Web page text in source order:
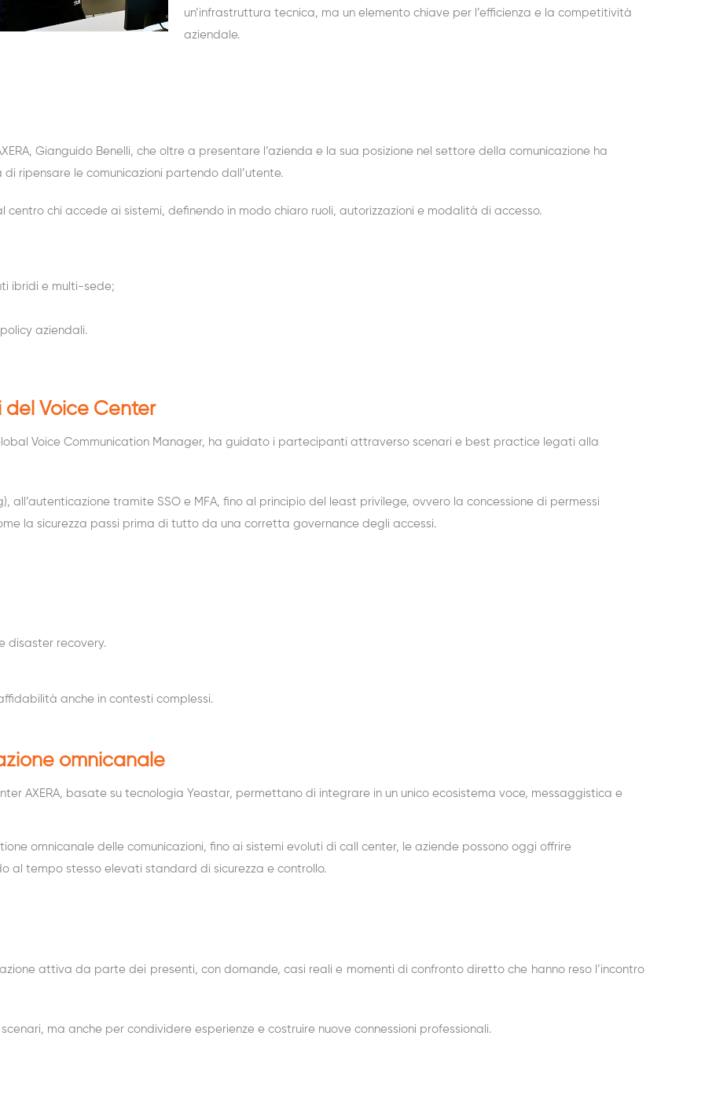
un’infrastruttura tecnica, ma un elemento chiave per l’efficienza e la competitività
aziendale.
, Gianguido Benelli, che oltre a presentare l’azienda e la sua posizione nel settore della comunicazione ha
di ripensare le comunicazioni partendo dall’utente.
centro chi accede ai sistemi, definendo in modo chiaro ruoli, autorizzazioni e modalità di accesso.
ibridi e multi-sede;
aziendali.
del Voice Center
Voice Communication Manager, ha guidato i partecipanti attraverso scenari e best practice legati alla
), all’autenticazione tramite SSO e MFA, fino al principio del least privilege, ovvero la concessione di permessi
la sicurezza passi prima di tutto da una corretta governance degli accessi.
disaster recovery.
anche in contesti complessi.
omnicanale
AXERA, basate su tecnologia Yeastar, permettano di integrare in un unico ecosistema voce, messaggistica e
omnicanale delle comunicazioni, fino ai sistemi evoluti di call center, le aziende possono oggi offrire
al tempo stesso elevati standard di sicurezza e controllo.
attiva da parte dei presenti, con domande, casi reali e momenti di confronto diretto che hanno reso l’incontro
ma anche per condividere esperienze e costruire nuove connessioni professionali.